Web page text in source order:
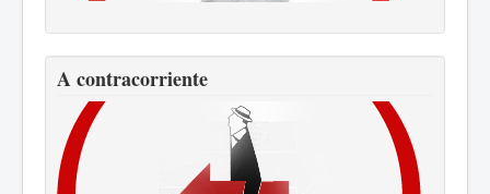
A contracorriente